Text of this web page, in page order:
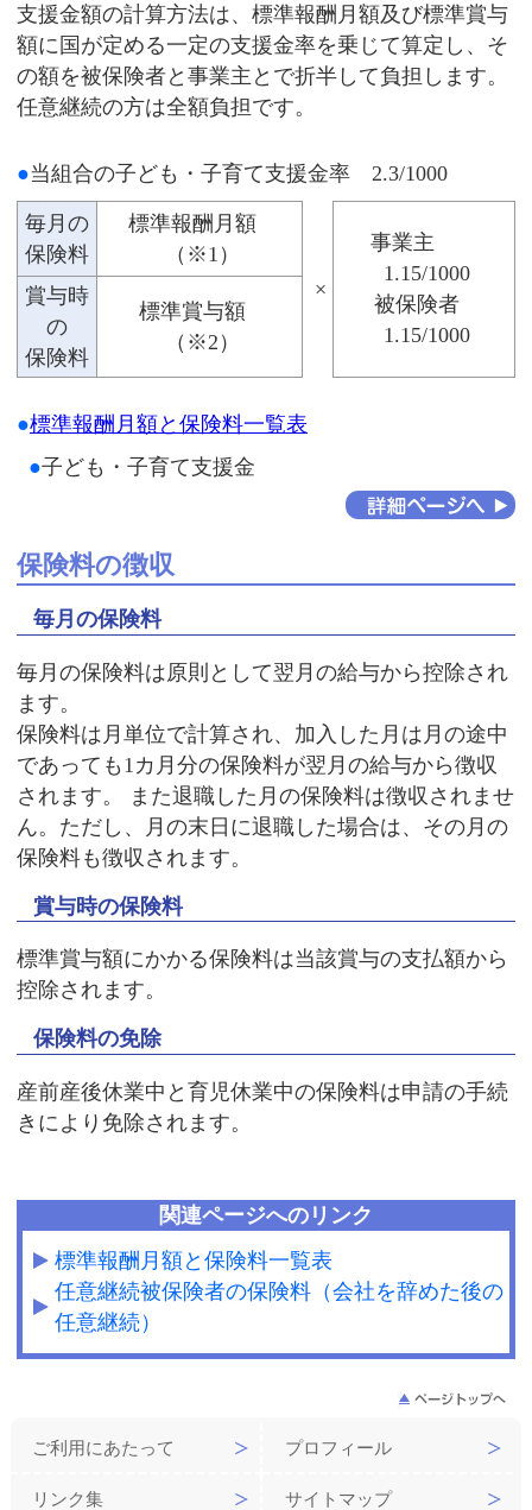
支援金額の計算方法は、標準報酬月額及び標準賞与
額に国が定める一定の支援金率を乗じて算定し、そ
の額を被保険者と事業主とで折半して負担します。
任意継続の方は全額負担です。
●当組合の子ども・子育て支援金率 2.3/1000
毎月の
保険料
標準報酬月額
（※1）
×
事業主
1.15/1000
被保険者
1.15/1000
賞与時
の
保険料
標準賞与額
（※2）
●標準報酬月額と保険料一覧表
●子ども・子育て支援金
保険料の徴収
毎月の保険料
毎月の保険料は原則として翌月の給与から控除され
ます。
保険料は月単位で計算され、加入した月は月の途中
であっても1カ月分の保険料が翌月の給与から徴収
されます。 また退職した月の保険料は徴収されませ
ん。ただし、月の末日に退職した場合は、その月の
保険料も徴収されます。
賞与時の保険料
標準賞与額にかかる保険料は当該賞与の支払額から
控除されます。
保険料の免除
産前産後休業中と育児休業中の保険料は申請の手続
きにより免除されます。
関連ページへのリンク
標準報酬月額と保険料一覧表
任意継続被保険者の保険料（会社を辞めた後の
任意継続）
ご利用にあたって プロフィール
リンク集 サイトマップ